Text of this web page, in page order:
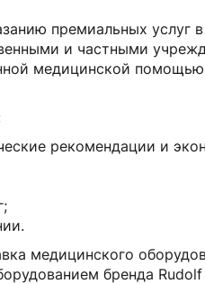
Механические
премиальных услуг
и частными
медицинской
рекомендации и
медицинского
бренда